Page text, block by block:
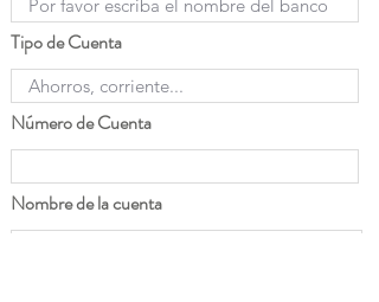
Tipo de Cuenta
Número de Cuenta
Nombre de la cuenta